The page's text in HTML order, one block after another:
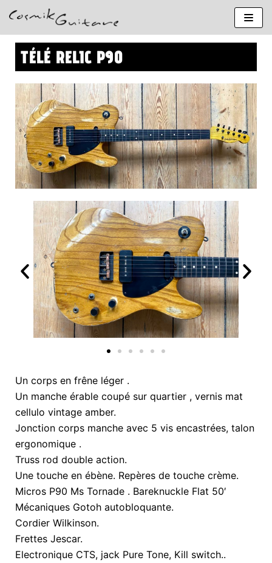
Aller
contenu
TÉLÉ RELIC P90
Un corps en frêne léger .
Un manche érable coupé sur quartier , vernis mat
cellulo vintage amber.
Jonction corps manche avec 5 vis encastrées, talon
ergonomique .
Truss rod double action.
Une touche en ébène. Repères de touche crème.
Micros P90 Ms Tornade . Bareknuckle Flat 50′
Mécaniques Gotoh autobloquante.
Cordier Wilkinson.
Frettes Jescar.
Electronique CTS, jack Pure Tone, Kill switch..